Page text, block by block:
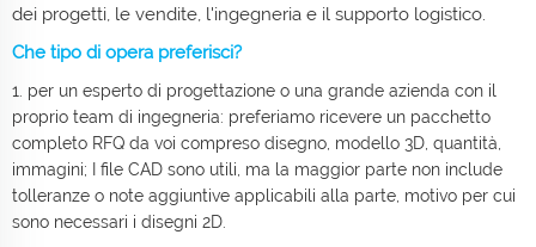
dei progetti, le vendite, l'ingegneria e il supporto logistico.
Che tipo di opera preferisci?
1. per un esperto di progettazione o una grande azienda con il
proprio team di ingegneria: preferiamo ricevere un pacchetto
completo RFQ da voi compreso disegno, modello 3D, quantità,
immagini; I file CAD sono utili, ma la maggior parte non include
tolleranze o note aggiuntive applicabili alla parte, motivo per cui
sono necessari i disegni 2D.